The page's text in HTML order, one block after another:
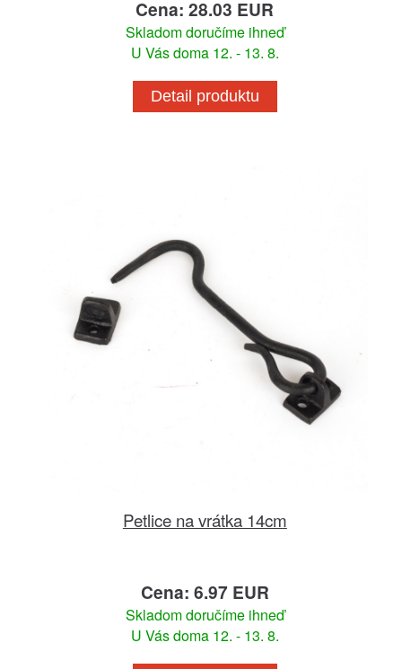
Cena: 28.03 EUR
Skladom doručíme ihneď
U Vás doma 12. - 13. 8.
Detail produktu
Petlice na vrátka 14cm
Cena: 6.97 EUR
Skladom doručíme ihneď
U Vás doma 12. - 13. 8.